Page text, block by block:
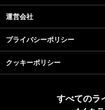
運営会社
プライバシーポリシー
クッキーポリシー
すべてのラ